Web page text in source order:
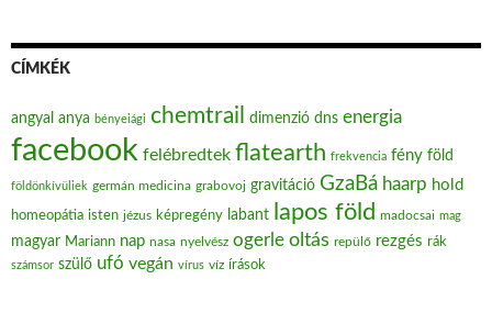
CÍMKÉK
angyal anya bényeiági chemtrail dimenzió dns energia
facebook felébredtek flatearth frekvencia fény föld
földönkívüliek germán medicina grabovoj gravitáció GzaBá haarp hold
homeopátia isten jézus képregény labant lapos föld madocsai mag
magyar Mariann nap nasa nyelvész ogerle oltás repülő rezgés rák
számsor szülő ufó vegán vírus víz írások